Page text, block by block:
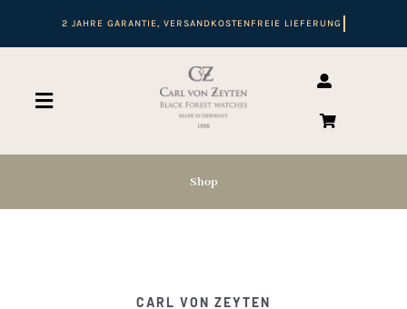
Toggle
Suche
Shop
CARL VON ZEYTEN